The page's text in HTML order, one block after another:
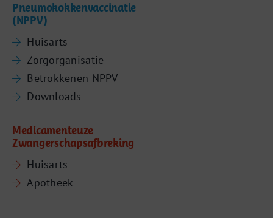
Pneumokokkenvaccinatie
(NPPV)
Huisarts
Zorgorganisatie
Betrokkenen NPPV
Downloads
Medicamenteuze
Zwangerschapsafbreking
Huisarts
Apotheek